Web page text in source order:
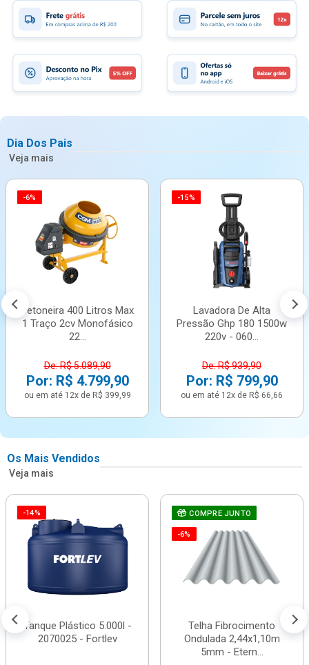
Dia Dos Pais
Veja mais
-6%
Betoneira 400 Litros Max
1 Traço 2cv Monofásico
22...
De: R$ 5.089,90
Por: R$ 4.799,90
ou em até 12x de R$ 399,99
-15%
Lavadora De Alta
Pressão Ghp 180 1500w
220v - 060...
De: R$ 939,90
Por: R$ 799,90
ou em até 12x de R$ 66,66
Os Mais Vendidos
Veja mais
-14%
Tanque Plástico 5.000l -
2070025 - Fortlev
COMPRE JUNTO
-6%
Telha Fibrocimento
Ondulada 2,44x1,10m
5mm - Etern...